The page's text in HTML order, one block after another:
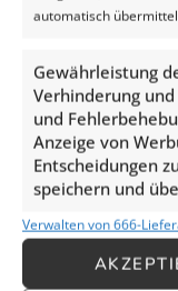
automatisch
Gewährleistung
Verhinderung
und
Anzeige von
Entscheidungen
speichern und
Verwalten von 666-
Melkveebedrijf
meer in de